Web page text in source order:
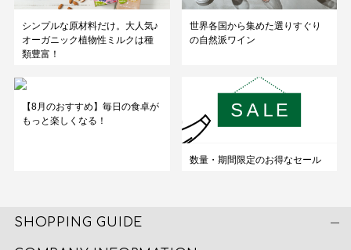
シンプルな原材料だけ。大人気♪
オーガニック植物性ミルクは種
類豊富！
世界各国から集めた選りすぐり
の自然派ワイン
【8月のおすすめ】毎日の食卓が
もっと楽しくなる！
数量・期間限定のお得なセール
SHOPPING GUIDE